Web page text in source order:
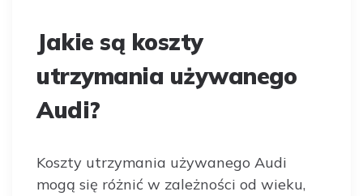
Jakie są koszty
utrzymania używanego
Audi?
Koszty utrzymania używanego Audi
mogą się różnić w zależności od wieku,